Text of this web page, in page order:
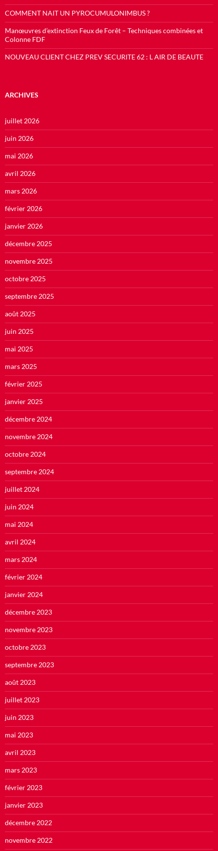
COMMENT NAIT UN PYROCUMULONIMBUS ?
Manœuvres d’extinction Feux de Forêt – Techniques combinées et
Colonne FDF
NOUVEAU CLIENT CHEZ PREV SECURITE 62 : L AIR DE BEAUTE
ARCHIVES
juillet 2026
juin 2026
mai 2026
avril 2026
mars 2026
février 2026
janvier 2026
décembre 2025
novembre 2025
octobre 2025
septembre 2025
août 2025
juin 2025
mai 2025
mars 2025
février 2025
janvier 2025
décembre 2024
novembre 2024
octobre 2024
septembre 2024
juillet 2024
juin 2024
mai 2024
avril 2024
mars 2024
février 2024
janvier 2024
décembre 2023
novembre 2023
octobre 2023
septembre 2023
août 2023
juillet 2023
juin 2023
mai 2023
avril 2023
mars 2023
février 2023
janvier 2023
décembre 2022
novembre 2022